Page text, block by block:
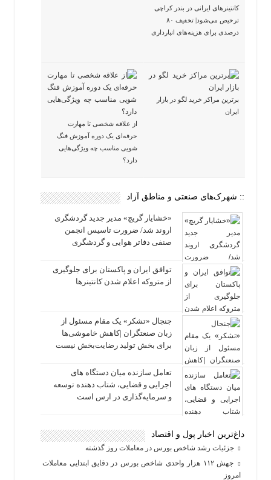
کانتینرهای ایرانی در بندر کراچی
ترخیص می‌شود| تخفیف ۸۰
درصدی برای هزینه‌های انبارداری
برترین مراکز خرید لگو در بازار
ایران
از علاقه شخصی تا مهارت
حرفه‌ای یک دوره آموزش فنگ
شویی مناسب چه ویژگی‌هایی
دارد؟
:: شهرک‌های صنعتی و مناطق آزاد
«خشایار گریچ» مدیر جدید گردشگری
اروند شد/ ضرورت تاسیس انجمن
صنفی دفاتر هوایی و گردشگری
توافق ایران و پاکستان برای جلوگیری
از متروکه اعلام شدن کانتینرها
جنجال «تشکر» یک مقام مسئول از
زبان صنعتگران |کاهش خاموشی‌ها
برای بخش تولید رضایت‌بخش نیست
تعامل سازنده میان دستگاه‌ های
اجرایی و قضایی، شتاب‌ دهنده توسعه
و سرمایه‌گذاری در ارس است
داغ‌ترین اخبار پول و اقتصاد
جزئیات رشد شاخص بورس در معاملات روز گذشته
جهش ۱۱۲ هزار واحدی شاخص بورس در دقایق ابتدایی معاملات
امروز